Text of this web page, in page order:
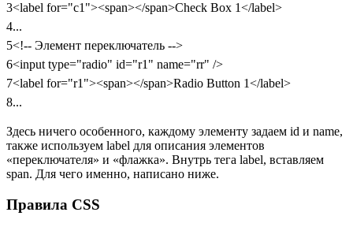
3
4
5
6
7
8
<label for="c1"><span></span>Check Box 1</label>
...
<!-- Элемент переключатель -->
<input type="radio" id="r1" name="rr" />
<label for="r1"><span></span>Radio Button 1</label>
...
Здесь ничего особенного, каждому элементу задаем id и name,
также используем label для описания элементов
«переключателя» и «флажка». Внутрь тега label, вставляем
span. Для чего именно, написано ниже.
Правила CSS